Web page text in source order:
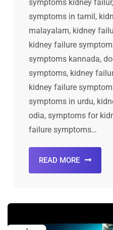
symptoms kidney
symptoms in tamil,
malayalam, kidney
kidney failure
symptoms kannada,
symptoms, kidney
kidney failure
symptoms in urdu,
odia, symptoms for
failure symptoms…
READ MORE